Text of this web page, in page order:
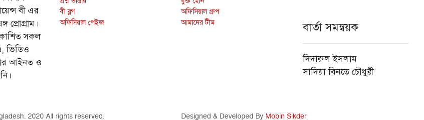
বী এর
প্রোগ্রাম।
সকল
ভিডিও
আইনত ও
বী ব্লগ
অফিসিয়াল পেইজ
অফিসিয়াল গ্রুপ
আমাদের টীম
বার্তা সমন্বয়ক
দিদারুল ইসলাম
সাদিয়া বিনতে চৌধুরী
2020 All rights reserved. Designed & Developed By Mobin Sikder